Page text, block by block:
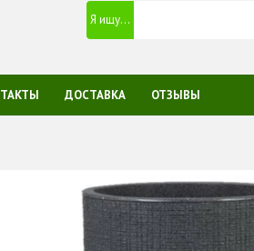
ДОСТАВКА ОТЗЫВЫ